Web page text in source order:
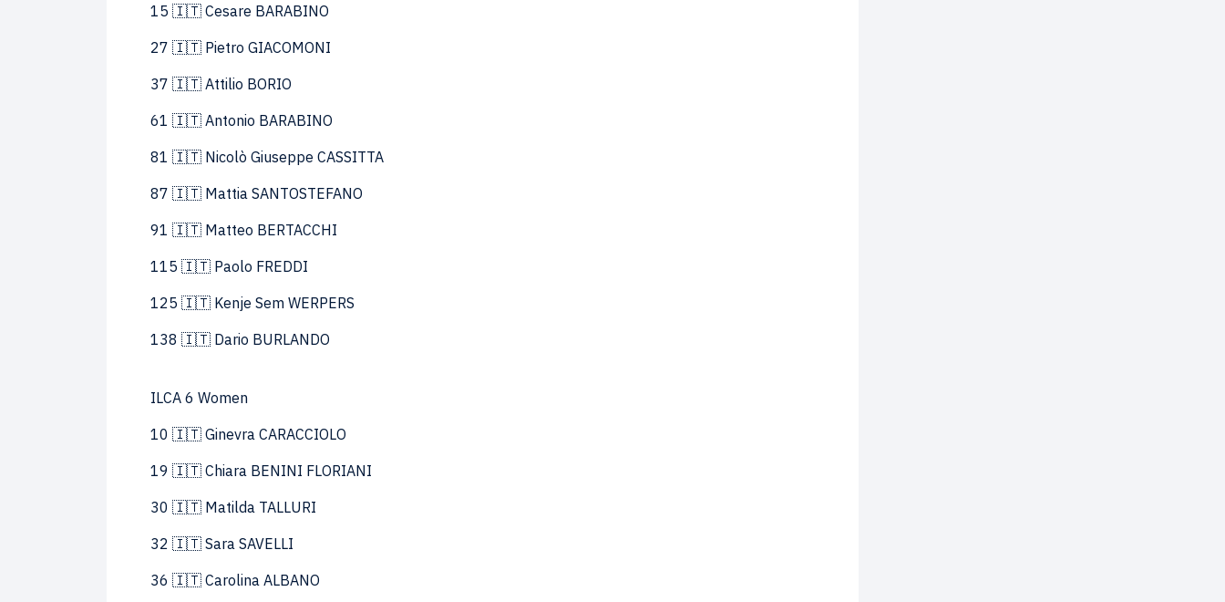
15 🇮🇹 Cesare BARABINO
27 🇮🇹 Pietro GIACOMONI
37 🇮🇹 Attilio BORIO
61 🇮🇹 Antonio BARABINO
81 🇮🇹 Nicolò Giuseppe CASSITTA
87 🇮🇹 Mattia SANTOSTEFANO
91 🇮🇹 Matteo BERTACCHI
115 🇮🇹 Paolo FREDDI
125 🇮🇹 Kenje Sem WERPERS
138 🇮🇹 Dario BURLANDO
ILCA 6 Women
10 🇮🇹 Ginevra CARACCIOLO
19 🇮🇹 Chiara BENINI FLORIANI
30 🇮🇹 Matilda TALLURI
32 🇮🇹 Sara SAVELLI
36 🇮🇹 Carolina ALBANO